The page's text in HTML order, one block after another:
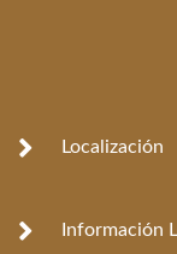
Localización
Información